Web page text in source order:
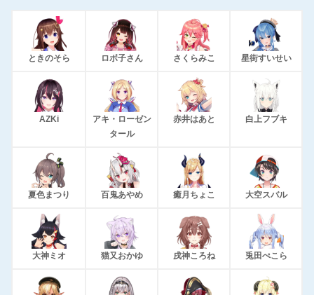
ときのそら ロボ子さん さくらみこ 星街すいせい
AZKi
アキ・ローゼン
タール
赤井はあと 白上フブキ
夏色まつり 百鬼あやめ 癒月ちょこ 大空スバル
大神ミオ 猫又おかゆ 戌神ころね 兎田ぺこら